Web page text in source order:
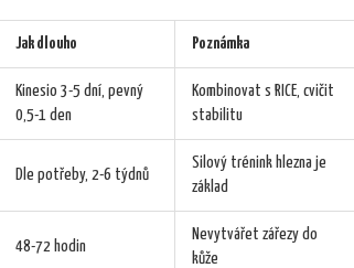
Jak dlouho Poznámka
Kinesio 3-5 dní, pevný
0,5-1 den
Kombinovat s RICE, cvičit
stabilitu
Dle potřeby, 2-6 týdnů
Silový trénink hlezna je
základ
48-72 hodin
Nevytvářet zářezy do
kůže